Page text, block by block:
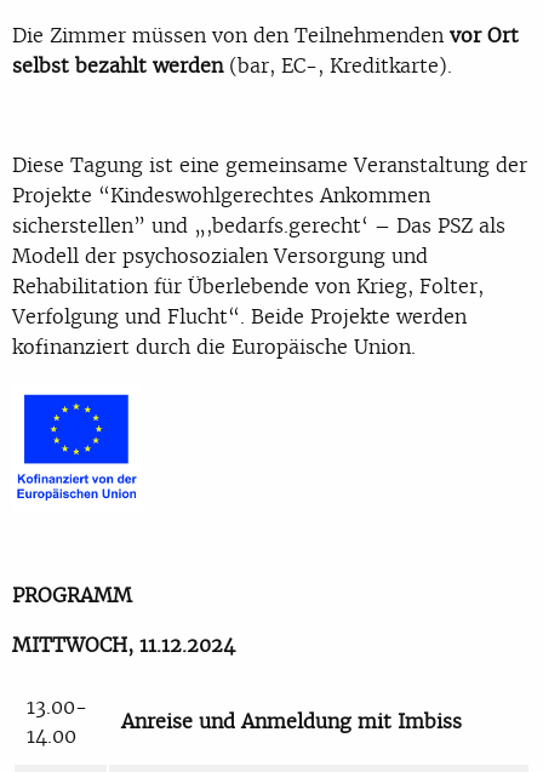
Die Zimmer müssen von den Teilnehmenden vor Ort
selbst bezahlt werden(bar, EC-, Kreditkarte).
Diese Tagung ist eine gemeinsame Veranstaltung der
Projekte “Kindeswohlgerechtes Ankommen
sicherstellen” und „,bedarfs.gerecht‘ – Das PSZ als
Modell der psychosozialen Versorgung und
Rehabilitation für Überlebende von Krieg, Folter,
Verfolgung und Flucht“. Beide Projekte werden
kofinanziert durch die Europäische Union.
PROGRAMM
MITTWOCH, 11.12.2024
13.00-
14.00
Anreise und Anmeldung mit Imbiss